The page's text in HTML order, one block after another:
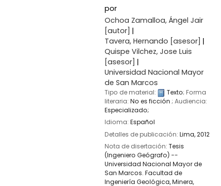
por
Ochoa Zamalloa, Ángel Jair
[autor]
Tavera, Hernando [asesor]
Quispe Vilchez, Jose Luis
[asesor]
Universidad Nacional Mayor
de San Marcos
Tipo de material: Texto; Forma
literaria: No es ficción ; Audiencia:
Especializado;
Idioma: Español
Detalles de publicación: Lima,2012
Nota de disertación: Tesis
(Ingeniero Geógrafo) --
Universidad Nacional Mayor de
San Marcos. Facultad de
Ingeniería Geológica, Minera,